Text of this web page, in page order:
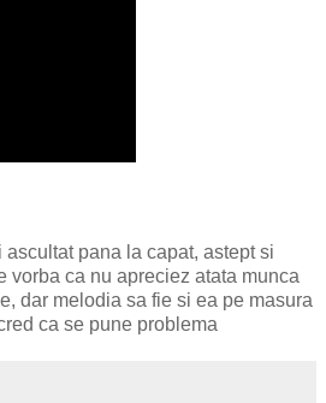
pana la capat, astept si
vorba ca nu apreciez atata munca
dar melodia sa fie si ea pe masura
ca se pune problema